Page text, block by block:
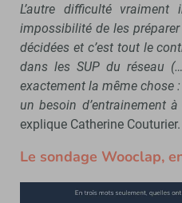
L’autre difficulté vraiment
impossibilité de les
décidées et c’est tout le
dans les SUP du réseau
exactement la même chose
un besoin d’entrainement
explique Catherine Couturier.
Le sondage Wooclap,